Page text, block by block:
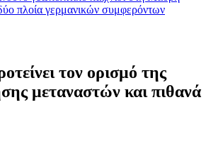
πλοία γερμανικών συμφερόντων
τον ορισμό της
μεταναστών και πιθανά